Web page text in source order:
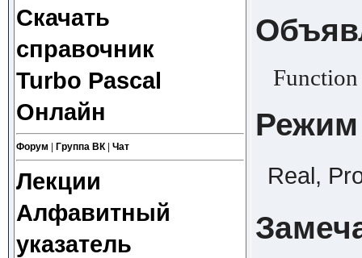
Скачать
справочник
Turbo Pascal
Онлайн
Форум Группа ВК| Чат
Лекции
Алфавитный
указатель
Режим
Real,